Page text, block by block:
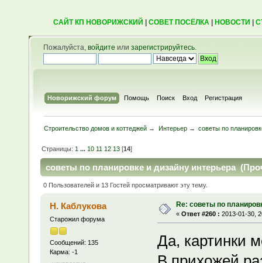
САЙТ КП НОВОРИЖСКИЙ СОВЕТ ПОСЁЛКА| НОВОСТИ
Пожалуйста, войдите или зарегистрируйтесь.
Новорижский форум Помощь Поиск Вход Регистрация
Строительство домов и коттеджей → Интерьер→ советы по
Страницы:1 ...10 11 12 13 [14]
советы по планировке и дизайну интерьера
0 Пользователей и 13 Гостей просматривают эту тему.
Н. Каблукова
Старожил форума
Сообщений: 135
Карма: -1
Re: советы по
« Ответ #260 : 2013-01-30,
Да, картинки